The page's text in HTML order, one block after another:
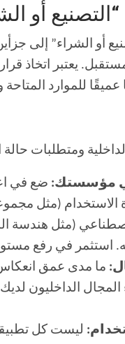
أو
أو الشراء” إلى
يعتبر اتخاذ
للموارد
ومتطلبات
مؤسستك: ضع في
الاستخدام (مثل
(مثل هندسة
استثمر في رفع
ما مدى عمق
المجال الداخليون